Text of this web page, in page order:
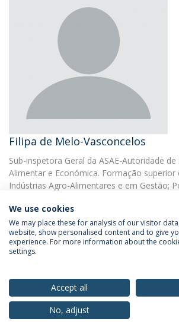
Filipa de Melo-Vasconcelos
Sub-inspetora Geral da ASAE-Autoridade de
Alimentar e Económica. Formação superior
Indústrias Agro-Alimentares e em Gestão;
Privacy Policy
© 2026 Universidade Católica
We use cookies
We may place these for analysis of our visitor
website, show personalised content and to give
experience. For more information about the
settings.
Accept all
No, adjust